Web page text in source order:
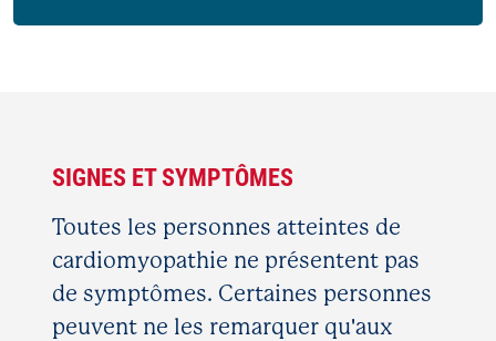
SIGNES ETSYMPTÔMES
Toutes les personnes atteintes de
cardiomyopathie ne présentent pas
de symptômes. Certaines personnes
peuvent ne les remarquer qu'aux